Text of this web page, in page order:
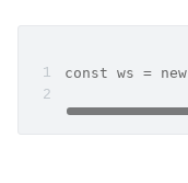
const ws =